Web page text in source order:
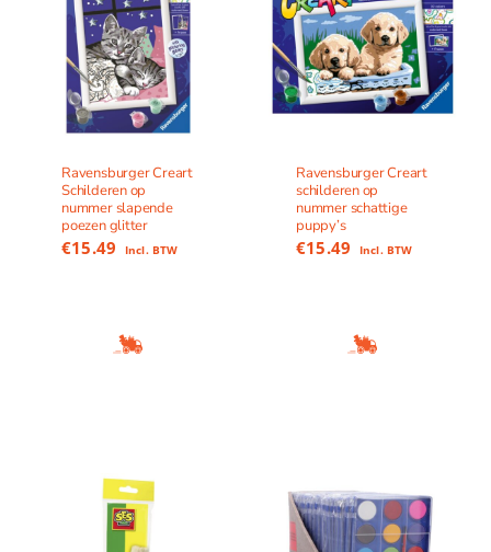
Ravensburger Creart
Schilderen op
nummer slapende
poezen glitter
€15.49 Incl. BTW
Ravensburger Creart
schilderen op
nummer schattige
puppy’s
€15.49 Incl. BTW